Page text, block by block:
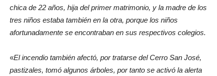
chica de 22 años, hija del primer matrimonio, y la madre de los
tres niños estaba también en la otra, porque los niños
afortunadamente se encontraban en sus respectivos colegios.
«El incendio también afectó, por tratarse del Cerro San José,
pastizales, tomó algunos árboles, por tanto se activó la alerta